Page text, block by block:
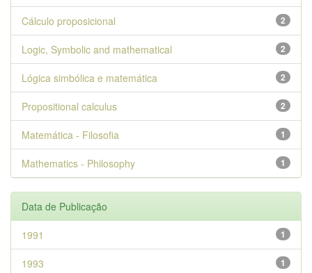
2
Cálculo proposicional
2
Logic, Symbolic and mathematical
2
Lógica simbólica e matemática
2
Propositional calculus
1
Matemática - Filosofia
1
Mathematics - Philosophy
Data de Publicação
1
1991
1
1993